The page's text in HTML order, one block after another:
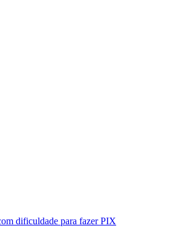
dificuldade para fazer PIX